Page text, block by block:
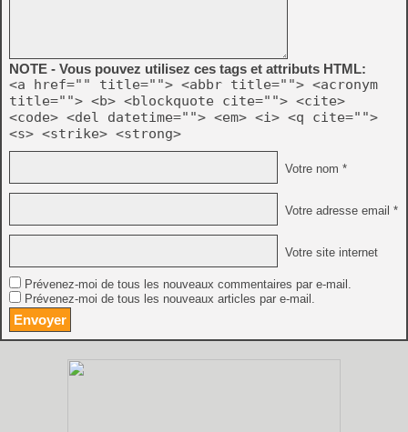
NOTE - Vous pouvez utilisez ces tags et attributs HTML:
<a href="" title=""> <abbr title=""> <acronym
title=""> <b> <blockquote cite=""> <cite>
<code> <del datetime=""> <em> <i> <q cite="">
<s> <strike> <strong>
Votre nom *
Votre adresse email *
Votre site internet
Prévenez-moi de tous les nouveaux commentaires par e-mail.
Prévenez-moi de tous les nouveaux articles par e-mail.